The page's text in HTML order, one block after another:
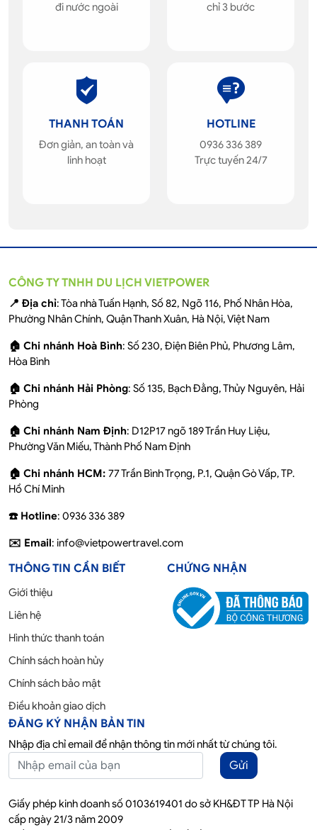
đi nước ngoài
chỉ 3 bước
THANH TOÁN
Đơn giản, an toàn và
linh hoạt
HOTLINE
0936 336 389
Trực tuyến 24/7
CÔNG TY TNHH DU LỊCH VIETPOWER
📍 Địa chỉ: Tòa nhà Tuấn Hạnh, Số 82, Ngõ 116, Phố Nhân Hòa,
Phường Nhân Chính, Quận Thanh Xuân, Hà Nội, Việt Nam
🏠 Chi nhánh Hoà Bình: Số 230, Điện Biên Phủ, Phương Lâm,
Hòa Bình
🏠 Chi nhánh Hải Phòng: Số 135, Bạch Đằng, Thủy Nguyên, Hải
Phòng
🏠 Chi nhánh Nam Định: D12P17 ngõ 189 Trần Huy Liệu,
Phường Văn Miếu, Thành Phố Nam Định
🏠 Chi nhánh HCM: 77 Trần Bình Trọng, P.1, Quận Gò Vấp, TP.
Hồ Chí Minh
☎️ Hotline: 0936 336 389
✉️ Email: info@vietpowertravel.com
THÔNG TIN CẦN BIẾT
Giới thiệu
Liên hệ
Hình thức thanh toán
Chính sách hoàn hủy
Chính sách bảo mật
Điều khoản giao dịch
CHỨNG NHẬN
ĐĂNG KÝ NHẬN BẢN TIN
Nhập địa chỉ email để nhận thông tin mới nhất từ chúng tôi.
Gửi
Giấy phép kinh doanh số 0103619401 do sở KH&ĐT TP Hà Nội
cấp ngày 21/3 năm 2009